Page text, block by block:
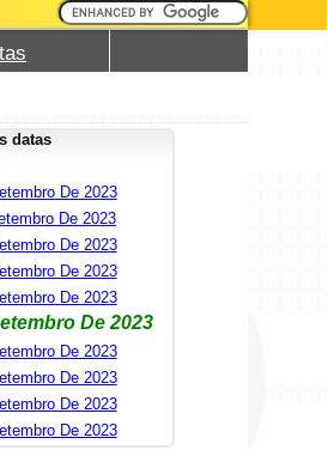
datas
De 2023
De 2023
De 2023
De 2023
De 2023
De 2023
De 2023
De 2023
De 2023
De 2023